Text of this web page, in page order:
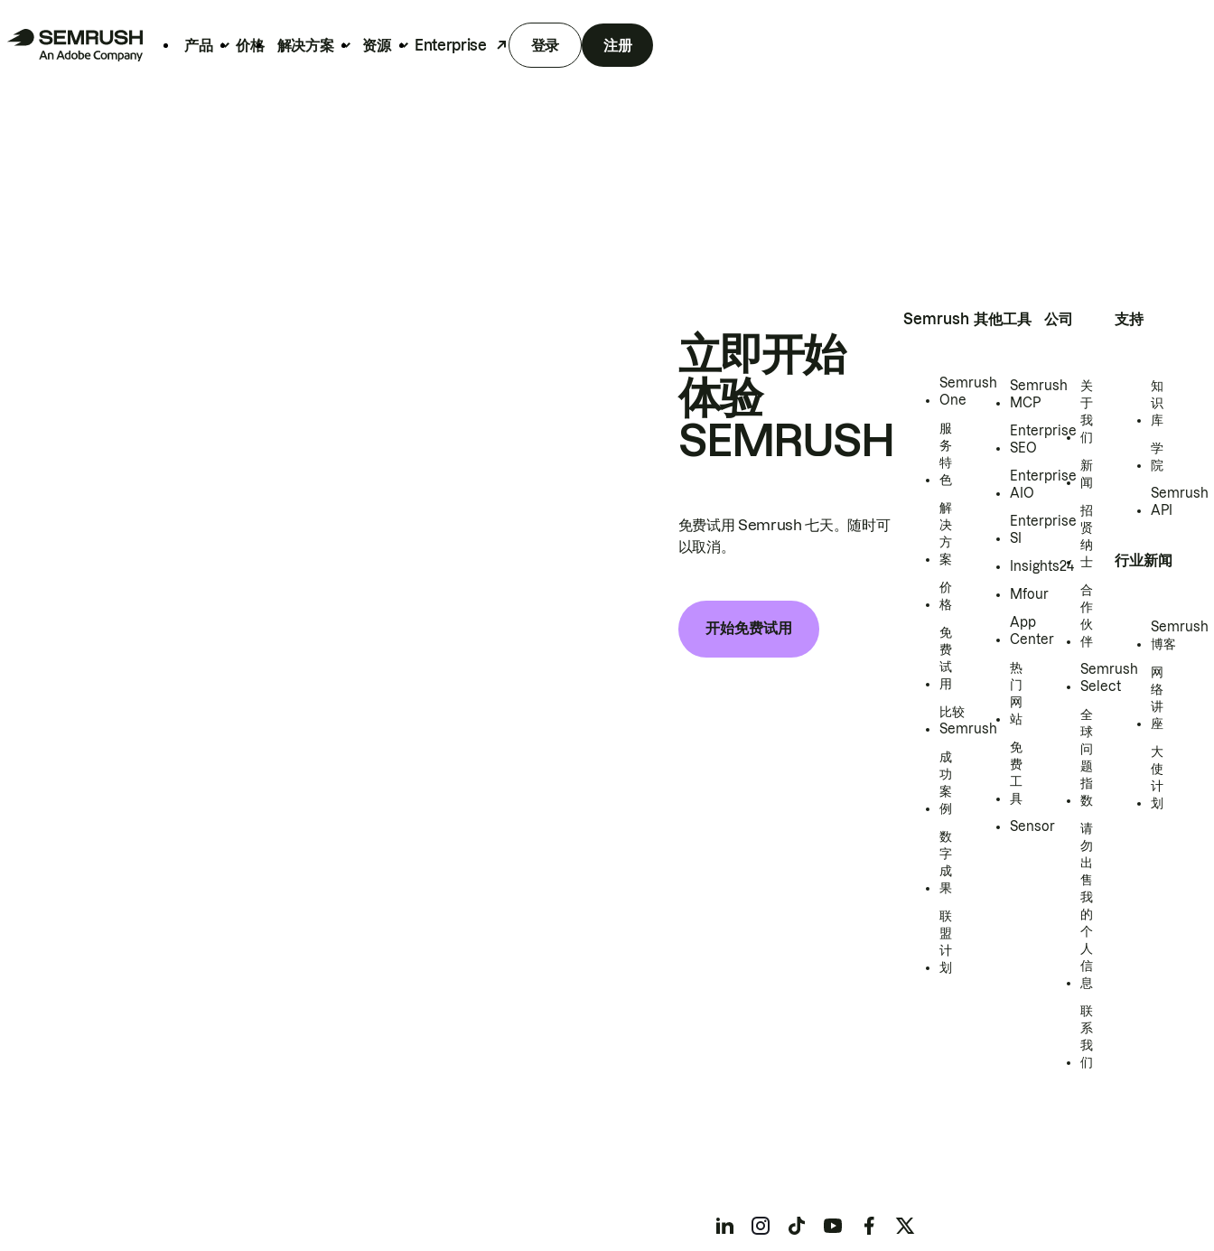
产品 价格 解决方案 资源 Enterprise 登录 注册
立即开始
体验
SEMRUSH
免费试用 Semrush 七天。随时可
以取消。
开始免费试用
Semrush
Semrush
One
服
务
特
色
解
决
方
案
价
格
免
费
试
用
比较
Semrush
成
功
案
例
数
字
成
果
联
盟
计
划
其他工具
Semrush
MCP
Enterprise
SEO
Enterprise
AIO
Enterprise
SI
Insights24
Mfour
App
Center
热
门
网
站
免
费
工
具
Sensor
公司
关
于
我
们
新
闻
招
贤
纳
士
合
作
伙
伴
Semrush
Select
全
球
问
题
指
数
请
勿
出
售
我
的
个
人
信
息
联
系
我
们
支持
知
识
库
学
院
Semrush
API
行业新闻
Semrush
博客
网
络
讲
座
大
使
计
划